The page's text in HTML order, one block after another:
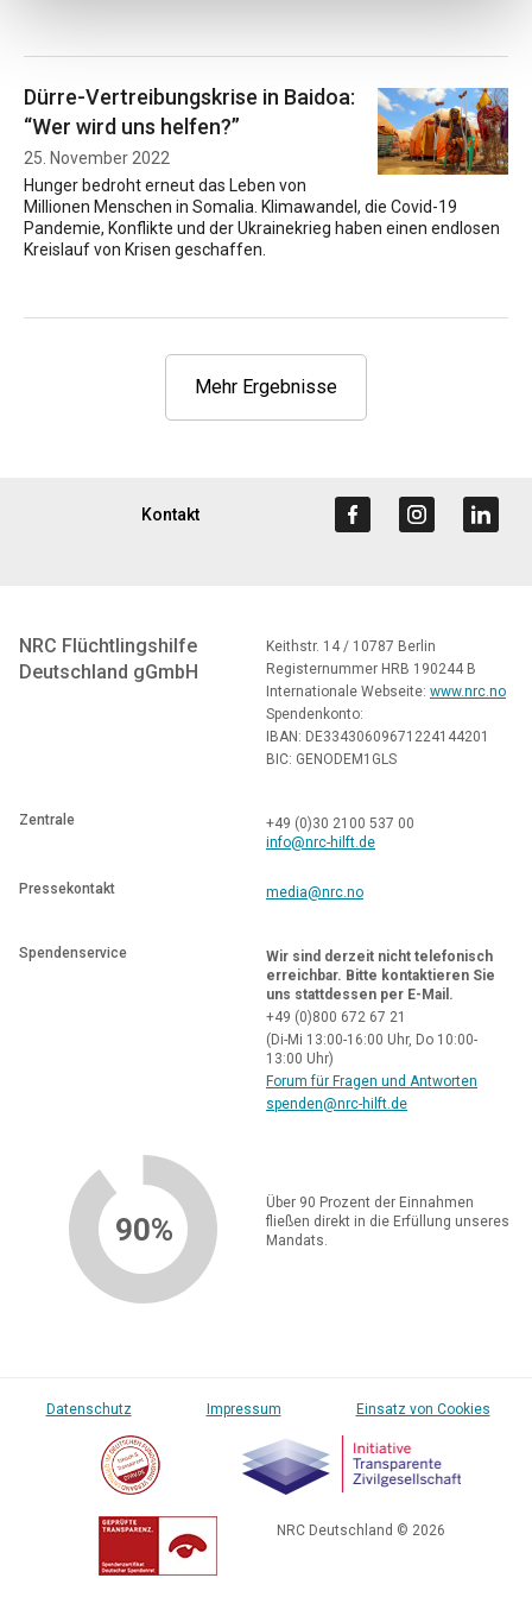
Dürre-Vertreibungskrise in Baidoa:
“Wer wird uns helfen?”
25. November 2022
Hunger bedroht erneut das Leben von
Millionen Menschen in Somalia. Klimawandel, die Covid-19
Pandemie, Konflikte und der Ukrainekrieg haben einen endlosen
Kreislauf von Krisen geschaffen.
Mehr Ergebnisse
Kontakt
NRC Flüchtlingshilfe
Deutschland gGmbH
Keithstr. 14 / 10787 Berlin
Registernummer HRB 190244 B
Internationale Webseite: www.nrc.no
Spendenkonto:
IBAN: DE33430609671224144201
BIC: GENODEM1GLS
Zentrale
+49 (0)30 2100 537 00
info@nrc-hilft.de
Pressekontakt media@nrc.no
Spendenservice
Wir sind derzeit nicht telefonisch
erreichbar. Bitte kontaktieren Sie
uns stattdessen per E-Mail.
+49 (0)800 672 67 21
( Di-Mi 13:00-16:00 Uhr, Do 10:00-
13:00 Uhr)
Forum für Fragen und Antworten
spenden@nrc-hilft.de
90%
Über 90 Prozent der Einnahmen
fließen direkt in die Erfüllung unseres
Mandats.
Datenschutz Impressum Einsatz von Cookies
NRC Deutschland © 2026